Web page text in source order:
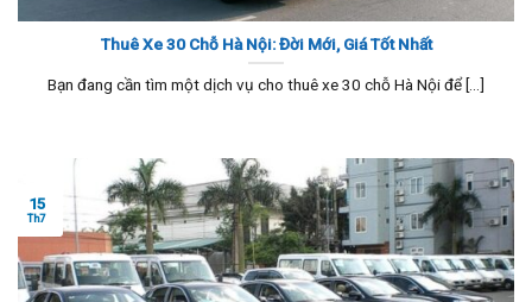
Thuê Xe 30 Chỗ Hà Nội: Đời Mới, Giá Tốt Nhất
Bạn đang cần tìm một dịch vụ cho thuê xe 30 chỗ Hà Nội để [...]
15
Th7